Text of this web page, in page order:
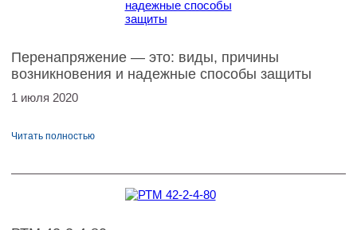
Перенапряжение — это: виды, причины
возникновения и надежные способы защиты
1 июля 2020
Читать полностью